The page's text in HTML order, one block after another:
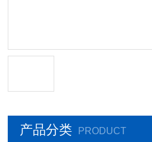
产品分类 PRODUCT